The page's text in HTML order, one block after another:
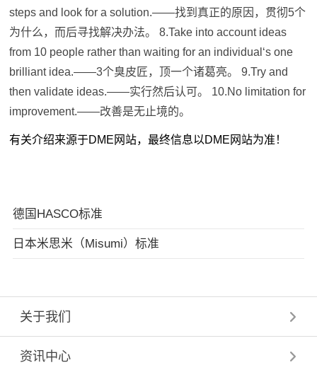
steps and look for a solution.——找到真正的原因，贯彻5个
为什么，而后寻找解决办法。 8.Take into account ideas
from 10 people rather than waiting for an individual‘s one
brilliant idea.——3个臭皮匠，顶一个诸葛亮。 9.Try and
then validate ideas.——实行然后认可。 10.No limitation for
improvement.——改善是无止境的。
有关介绍来源于DME网站，最终信息以DME网站为准！
德国HASCO标准
日本米思米（Misumi）标准
关于我们
资讯中心